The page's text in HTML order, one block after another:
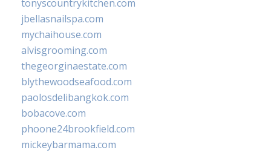
tonyscountrykitchen.com
jbellasnailspa.com
mychaihouse.com
alvisgrooming.com
thegeorginaestate.com
blythewoodseafood.com
paolosdelibangkok.com
bobacove.com
phoone24brookfield.com
mickeybarmama.com